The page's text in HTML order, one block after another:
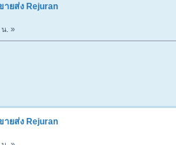
ยส่ง Rejuran
น. »
ยส่ง Rejuran